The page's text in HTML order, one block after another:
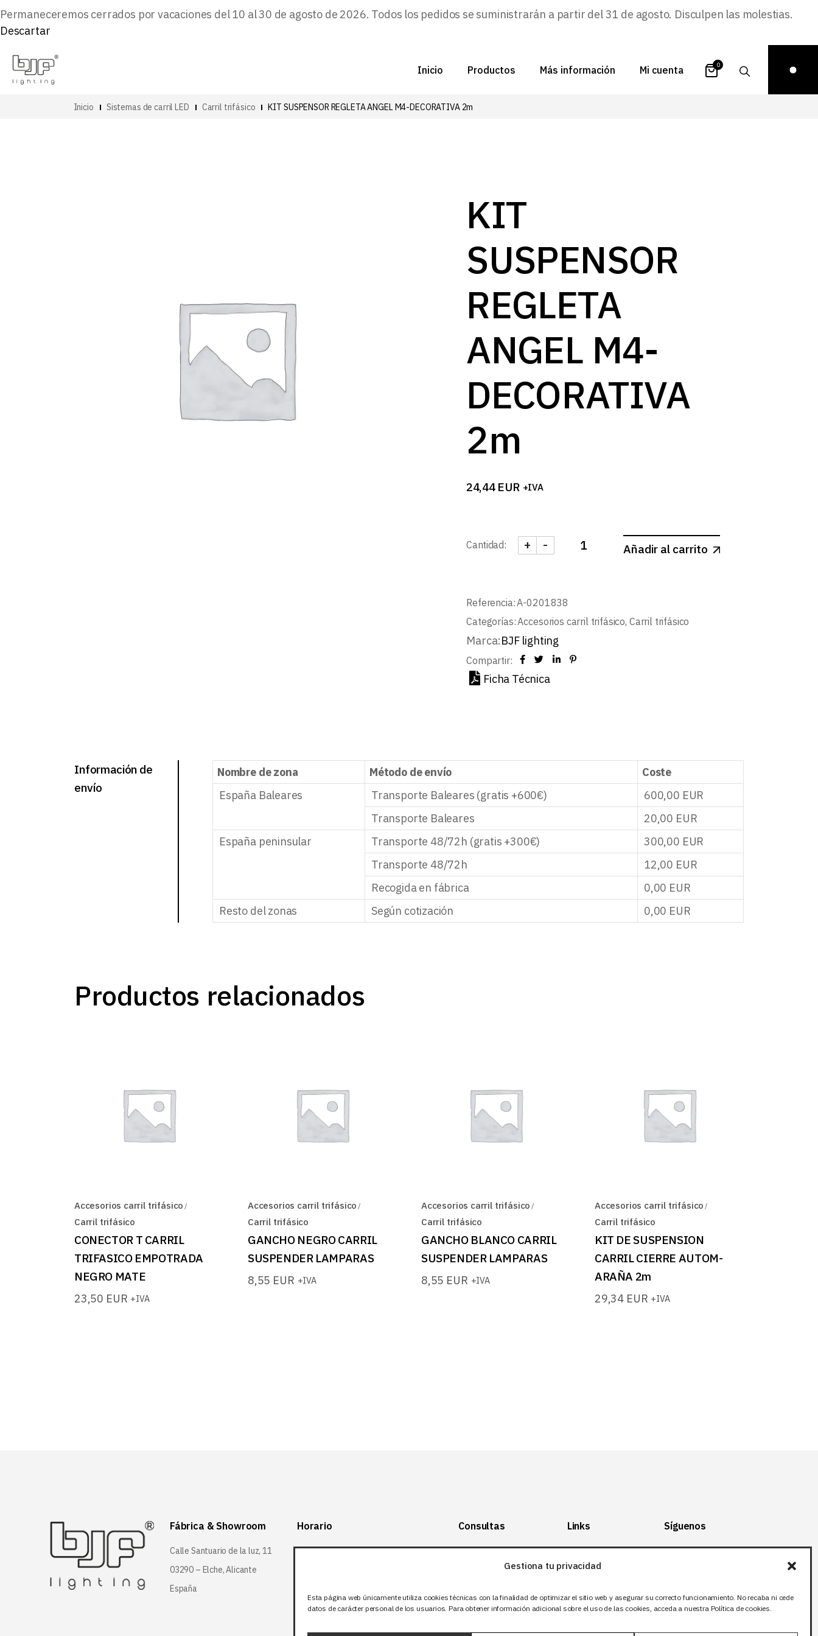
Gestiona tu privacidad
Esta página web únicamente utiliza cookies técnicas con la finalidad de optimizar el sitio web y asegurar su correcto funcionamiento. No recaba ni cede
datos de carácter personal de los usuarios. Para obtener información adicional sobre el uso de las cookies, acceda a nuestra Política de cookies.
Permaneceremos cerrados por vacaciones del 10 al 30 de agosto de 2026. Todos los pedidos se suministrarán a partir del 31 de agosto. Disculpen las molestias.
Descartar
Inicio Productos Más información
Zona de inspiración
Blog
Mi cuenta 0
Inicio Sistemas de carril LED Carril trifásico KIT SUSPENSOR REGLETA ANGEL M4-DECORATIVA 2m
KIT
SUSPENSOR
REGLETA
ANGEL M4-
DECORATIVA
2m
24,44 EUR +IVA
Cantidad: KIT SUSPENSOR REGLETA ANGEL M4-DECORATIVA 2m
-
+ Añadir al carrito
Referencia:A-0201838
Categorías:Accesorios carril trifásico, Carril trifásico
Marca:BJF lighting
Compartir:
Ficha Técnica
Información de
envío
Nombre de zona Método de envío
Coste
España Baleares
Transporte Baleares (gratis +600€) 600,00 EUR
Transporte Baleares
20,00 EUR
España peninsular
Transporte 48/72h (gratis +300€) 300,00 EUR
Transporte 48/72h
12,00 EUR
Recogida en fábrica
0,00 EUR
Resto del zonas
Según cotización 0,00 EUR
Productos relacionados
Accesorios carril trifásico
Carril trifásico
CONECTOR T CARRIL
TRIFASICO EMPOTRADA
NEGRO MATE
23,50 EUR +IVA
Accesorios carril trifásico
Carril trifásico
GANCHO NEGRO CARRIL
SUSPENDER LAMPARAS
8,55 EUR +IVA
Accesorios carril trifásico
Carril trifásico
GANCHO BLANCO CARRIL
SUSPENDER LAMPARAS
8,55 EUR +IVA
Accesorios carril trifásico
Carril trifásico
KIT DE SUSPENSION
CARRIL CIERRE AUTOM-
ARAÑA 2m
29,34 EUR +IVA
Fábrica & Showroom
Calle Santuario de la luz, 11
03290 – Elche, Alicante
España
Horario
Lunes-Viernes:
Cerrado
Consultas
+34 966 28 88
12
info@bjflighting.com
Links
Mapa del Sitio
Aviso legal
privacidad
Síguenos
Facebook
LinkedIn